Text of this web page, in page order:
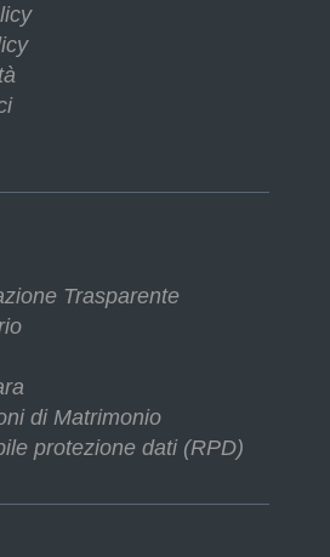
Trasparente
di Matrimonio
protezione dati (RPD)